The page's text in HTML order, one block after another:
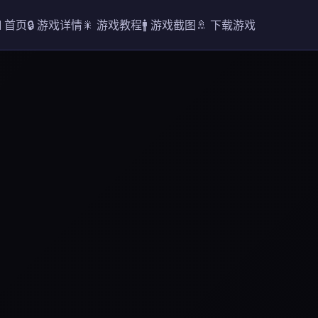
首页🔒 游戏详情🎇 游戏教程🚹 游戏截图🚿 下载游戏